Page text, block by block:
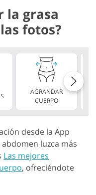
la grasa
fotos?
AGRANDAR
CUERPO
desde la App
luzca más
Las mejores
, ofreciéndote